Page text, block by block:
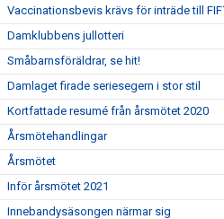
Vaccinationsbevis krävs för inträde till
Damklubbens jullotteri
Småbarnsföräldrar, se hit!
Damlaget firade seriesegern i stor stil
Kortfattade resumé från årsmötet 2020
Årsmötehandlingar
Årsmötet
Inför årsmötet 2021
Innebandysäsongen närmar sig